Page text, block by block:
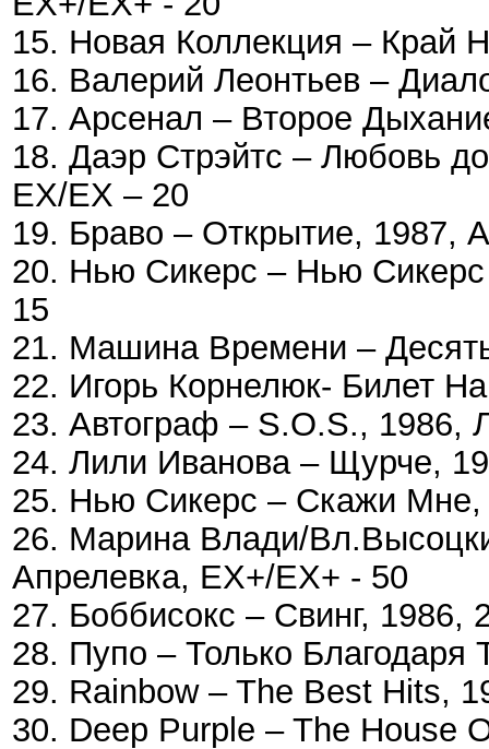
15. Новая Коллекция – Край
16. Валерий Леонтьев –
17. Арсенал – Второе
18. Даэр Стрэйтс – Любовь
EX/EX – 20
19. Браво – Открытие, 1987,
20. Нью Сикерс – Нью
15
21. Машина Времени –
22. Игорь Корнелюк- Билет
23. Автограф – S.O.S., 1986,
24. Лили Иванова – Щурче,
25. Нью Сикерс – Скажи Мне,
26. Марина Влади/
Апрелевка, EX+/EX+ - 50
27. Боббисокс – Свинг, 1986,
28. Пупо – Только Благодаря
29. Rainbow – The Best Hits,
30. Deep Purple – The House